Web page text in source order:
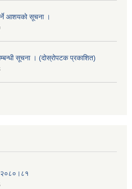
आशयको सूचना ।
सूचना । (दोस्रोपटक प्रकाशित)
२०८०।८१